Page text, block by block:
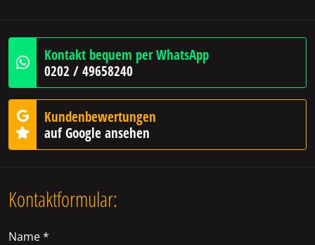
Kontakt bequem per WhatsApp
0202 / 49658240
Kundenbewertungen
auf Google ansehen
Kontaktformular:
Name *